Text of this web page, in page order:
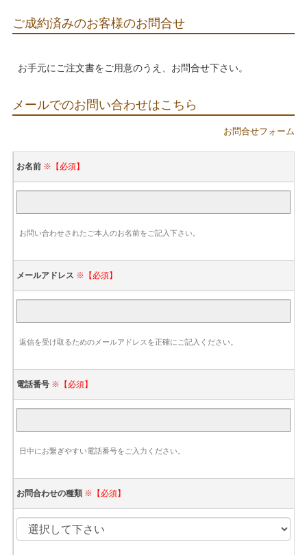
ご成約済みのお客様のお問合せ
お手元にご注文書をご用意のうえ、お問合せ下さい。
メールでのお問い合わせはこちら
お問合せフォーム
お名前 ※【必須】
お問い合わせされたご本人のお名前をご記入下さい。
メールアドレス ※【必須】
返信を受け取るためのメールアドレスを正確にご記入ください。
電話番号 ※【必須】
日中にお繋ぎやすい電話番号をご入力ください。
お問合わせの種類 ※【必須】